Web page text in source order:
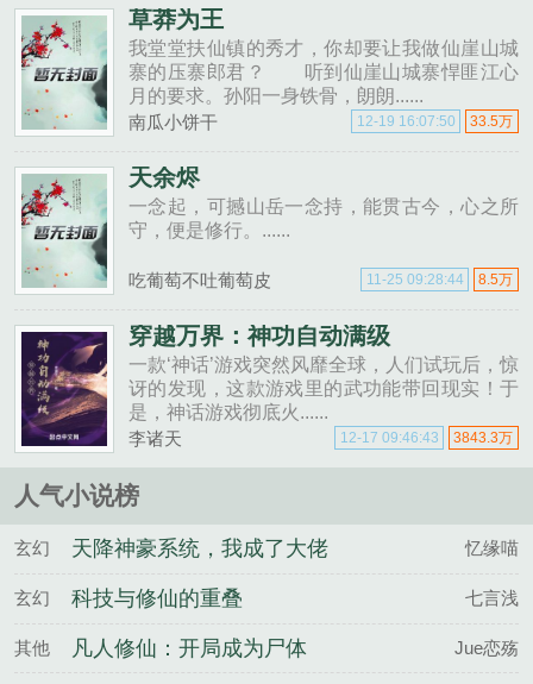
草莽为王
我堂堂扶仙镇的秀才，你却要让我做仙崖山城
寨的压寨郎君？ 听到仙崖山城寨悍匪江心
月的要求。孙阳一身铁骨，朗朗......
南瓜小饼干 33.5万
12-19 16:07:50
天余烬
一念起，可撼山岳一念持，能贯古今，心之所
守，便是修行。......
吃葡萄不吐葡萄皮 8.5万
11-25 09:28:44
穿越万界：神功自动满级
一款‘神话’游戏突然风靡全球，人们试玩后，惊
讶的发现，这款游戏里的武功能带回现实！于
是，神话游戏彻底火......
李诸天 3843.3万
12-17 09:46:43
人气小说榜
玄幻
天降神豪系统，我成了大佬
们的白月光
忆缘喵
玄幻 科技与修仙的重叠 七言浅
其他 凡人修仙：开局成为尸体 Jue恋殇